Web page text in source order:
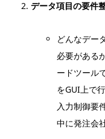
データ項目の要件
どんなデー
必要がある
ードツール
をGUI上で
入力制御要
中に発注会